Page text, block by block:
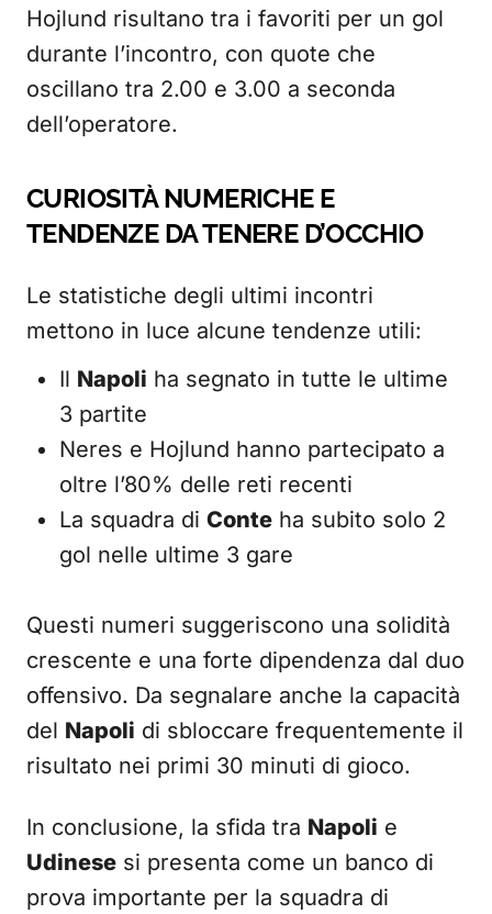
Hojlund risultano tra i favoriti per un gol
durante l’incontro, con quote che
oscillano tra 2.00 e 3.00 a seconda
dell’operatore.
CURIOSITÀ NUMERICHE E
TENDENZE DA TENERE D’OCCHIO
Le statistiche degli ultimi incontri
mettono in luce alcune tendenze utili:
Il Napoli ha segnato in tutte le ultime
3 partite
Neres e Hojlund hanno partecipato a
oltre l’80% delle reti recenti
La squadra di Conte ha subito solo 2
gol nelle ultime 3 gare
Questi numeri suggeriscono una solidità
crescente e una forte dipendenza dal duo
offensivo. Da segnalare anche la capacità
del Napoli di sbloccare frequentemente il
risultato nei primi 30 minuti di gioco.
In conclusione, la sfida tra Napoli e
Udinese si presenta come un banco di
prova importante per la squadra di